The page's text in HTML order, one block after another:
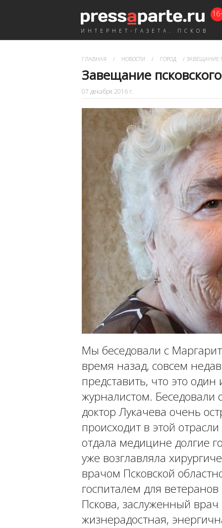
ИНТЕРНЕТ-ГАЗЕТА. ПСКОВ
ГЛАВНАЯ / НОВОСТИ / ГОРОД / ЗАВЕЩАНИЕ
Завещание
07 декабря 2016 г.
Мы беседовали с
время назад, совсем
представить, что это
журналистом. Беседовали
доктор Лукачева очень
происходит в этой
отдала медицине долгие
уже возглавляла
врачом Псковской
госпиталем для
Пскова, заслуженный врач
жизнерадостная,